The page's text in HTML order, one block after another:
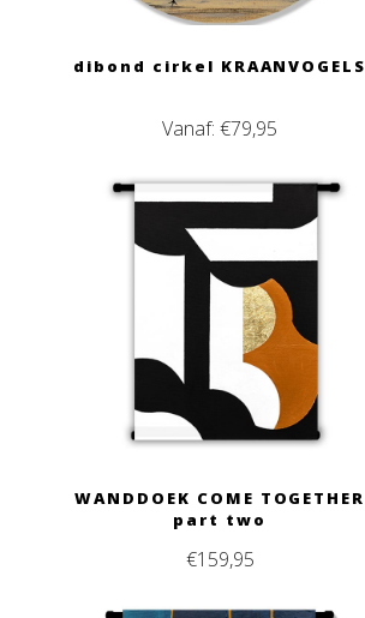
dibond cirkel KRAANVOGELS
Vanaf:€79,95
WANDDOEK COME TOGETHER
part two
€159,95